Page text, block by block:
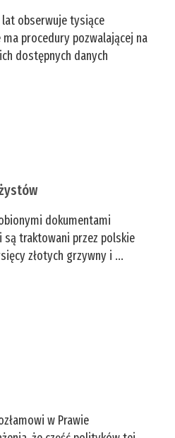
lat obserwuje tysiące
procedury pozwalającej na
dostępnych danych
dokumentami
są traktowani przez polskie
złotych grzywny i ...
w Prawie